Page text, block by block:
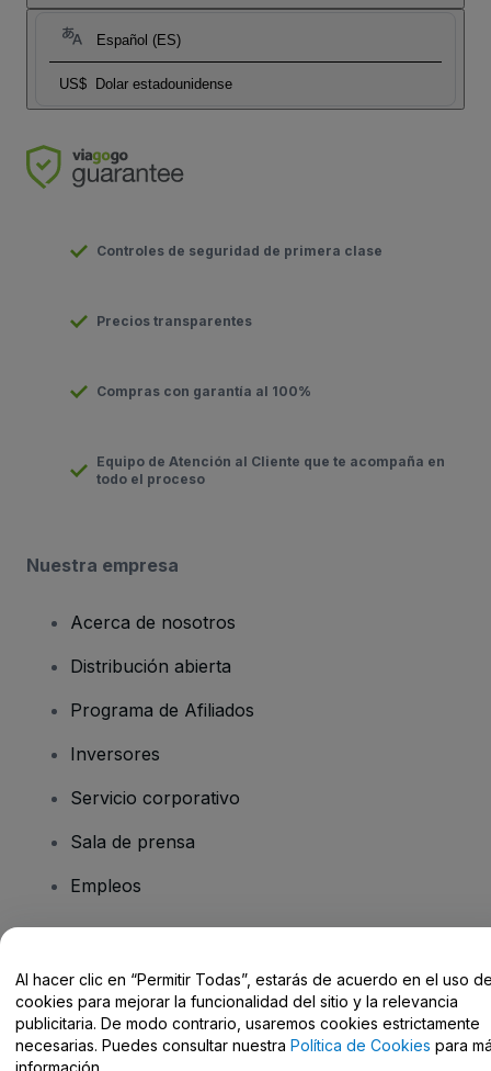
Español (ES)
US$ Dolar estadounidense
Controles de seguridad de primera clase
Precios transparentes
Compras con garantía al 100%
Equipo de Atención al Cliente que te acompaña en
todo el proceso
Nuestra empresa
Acerca de nosotros
Distribución abierta
Programa de Afiliados
Inversores
Servicio corporativo
Sala de prensa
Empleos
Centro de Ayuda / Contacto
Al hacer clic en “Permitir Todas”, estarás de acuerdo en el uso
cookies para mejorar la funcionalidad del sitio y la relevancia
publicitaria. De modo contrario, usaremos cookies estrictamente
necesarias. Puedes consultar nuestra Política de Cookies para
información.